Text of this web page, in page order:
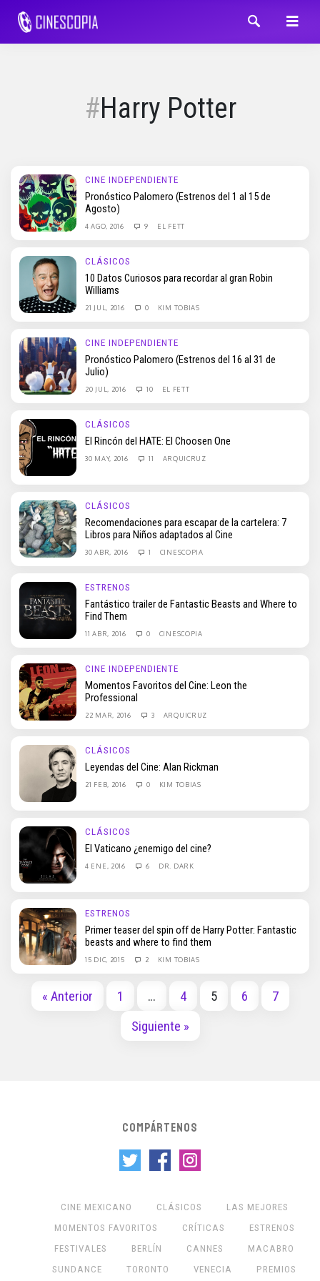
Harry Potter
CINE INDEPENDIENTE
Pronóstico Palomero (Estrenos del 1 al 15 de
Agosto)
4 AGO, 2016 9 EL FETT
CLÁSICOS
10 Datos Curiosos para recordar al gran Robin
Williams
21 JUL, 2016 0 KIM TOBIAS
CINE INDEPENDIENTE
Pronóstico Palomero (Estrenos del 16 al 31 de
Julio)
20 JUL, 2016 10 EL FETT
CLÁSICOS
El Rincón del HATE: El Choosen One
30 MAY, 2016 11 ARQUICRUZ
CLÁSICOS
Recomendaciones para escapar de la cartelera: 7
Libros para Niños adaptados al Cine
30 ABR, 2016 1 CINESCOPIA
ESTRENOS
Fantástico trailer de Fantastic Beasts and Where to
Find Them
11 ABR, 2016 0 CINESCOPIA
CINE INDEPENDIENTE
Momentos Favoritos del Cine: Leon the
Professional
22 MAR, 2016 3 ARQUICRUZ
CLÁSICOS
Leyendas del Cine: Alan Rickman
21 FEB, 2016 0 KIM TOBIAS
CLÁSICOS
El Vaticano ¿enemigo del cine?
4 ENE, 2016 6 DR. DARK
ESTRENOS
Primer teaser del spin off de Harry Potter: Fantastic
beasts and where to find them
15 DIC, 2015 2 KIM TOBIAS
« Anterior 1 … 4 5 6
7
Siguiente »
COMPÁRTENOS
CINE MEXICANO CLÁSICOS
LAS MEJORES
MOMENTOS FAVORITOS
CRÍTICAS
ESTRENOS
FESTIVALES
BERLÍN CANNES
MACABRO
SUNDANCE
TORONTO VENECIA PREMIOS